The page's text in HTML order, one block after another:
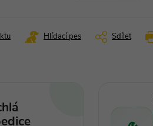
Hlídací pes Sdílet